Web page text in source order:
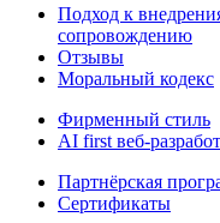
Подход к
сопровождению
Отзывы
Моральный кодекс
Фирменный стиль
AI first веб-
Партнёрская
Сертификаты